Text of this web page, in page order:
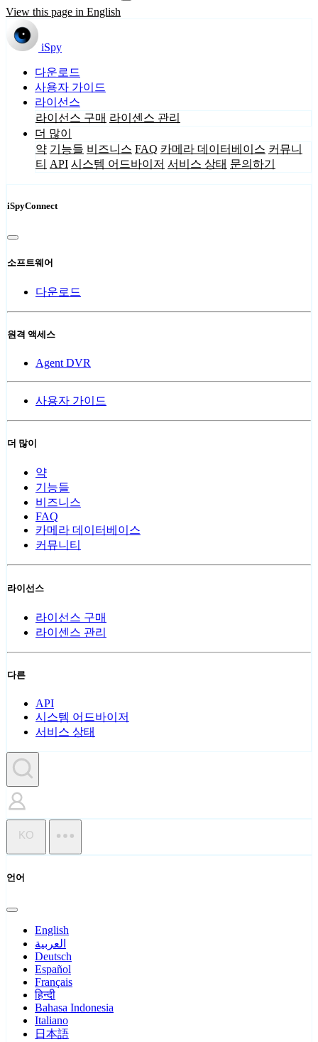
View this page in English
iSpy
다운로드
사용자 가이드
라이선스
라이선스 구매 라이센스 관리
더 많이
약 기능들 비즈니스 FAQ 카메라 데이터베이스 커뮤니
티 API 시스템 어드바이저 서비스 상태 문의하기
iSpyConnect
소프트웨어
다운로드
원격 액세스
Agent DVR
사용자 가이드
더 많이
약
기능들
비즈니스
FAQ
카메라 데이터베이스
커뮤니티
라이선스
라이선스 구매
라이센스 관리
다른
API
시스템 어드바이저
서비스 상태
KO
언어
English
العربية
Deutsch
Español
Français
हिन्दी
Bahasa Indonesia
Italiano
日本語